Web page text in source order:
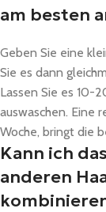
am besten
Geben Sie eine
Sie es dann
Lassen Sie es 10-
auswaschen. Eine
Woche, bringt die
Kann ich
anderen